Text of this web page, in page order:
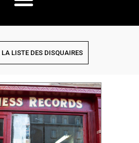
LA LISTE DES DISQUAIRES